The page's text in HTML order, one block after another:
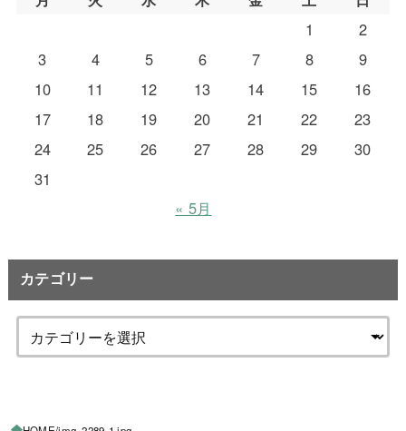
1
2
3
4 5 6 7 8
9
10
11 12 13 14 15
16
17
18 19 20 21 22
23
24
25 26 27 28 29
30
31
« 5月
カテゴリー